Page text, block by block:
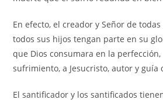
En efecto, el creador y Señor de
todos sus hijos tengan parte en su
que Dios consumara en la
sufrimiento, a Jesucristo, autor y guía
El santificador y los santificados